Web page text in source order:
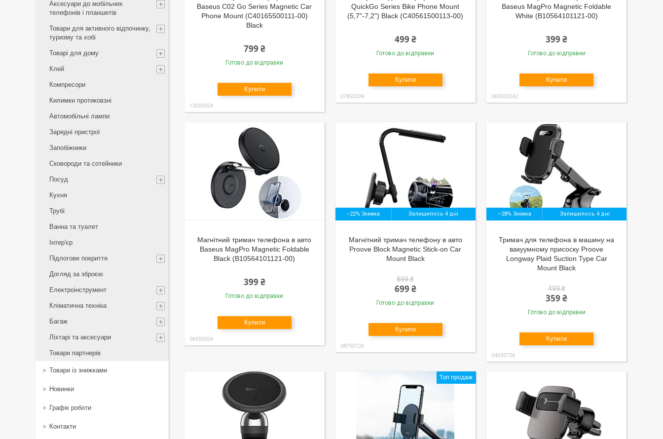
Baseus C02 Go Series Magnetic Car
Phone Mount (С40165500111-00)
Black
799 ₴
Готово до відправки
Купити
12500324
QuickGo Series Bike Phone Mount
(5,7"-7,2") Black (С40561500113-00)
499 ₴
Готово до відправки
Купити
07850324
Baseus MagPro Magnetic Foldable
White (B10564101121-00)
399 ₴
Готово до відправки
Купити
065503242
Магнітний тримач телефона в авто
Baseus MagPro Magnetic Foldable
Black (B10564101121-00)
399 ₴
Готово до відправки
Купити
06550324
–22% Залишилось 4 дні
Магнітний тримач телефону в авто
Proove Block Magnetic Stick-on Car
Mount Black
899 ₴
699 ₴
Готово до відправки
Купити
08750726
–28% Залишилось 4 дні
Тримач для телефона в машину на
вакуумному присоску Proove
Longway Plaid Suction Type Car
Mount Black
499 ₴
359 ₴
Готово до відправки
Купити
04650726
Топ продаж
Аксесуари до мобільних
телефонів і планшетів
Товари для активного відпочинку,
туризму та хобі
Товарі для дому
Клей
Компресори
Килимки протиковзні
Автомобільні лампи
Зарядні пристрої
Запобіжники
Сковороди та сотейники
Посуд
Кухня
Трубі
Ванна та туалет
Інтер'єр
Підлогове покриття
Догляд за зброєю
Електроінструмент
Кліматична техніка
Багаж
Ліхтарі та аксесуари
Товари партнерів
Товари із знижками
Новинки
Графік роботи
Контакти